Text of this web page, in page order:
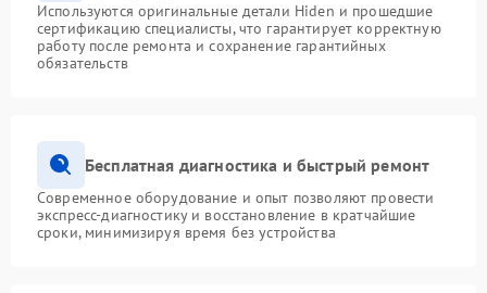
Используются оригинальные детали Hiden и прошедшие
сертификацию специалисты, что гарантирует корректную
работу после ремонта и сохранение гарантийных
обязательств
Бесплатная диагностика и быстрый ремонт
Современное оборудование и опыт позволяют провести
экспресс-диагностику и восстановление в кратчайшие
сроки, минимизируя время без устройства